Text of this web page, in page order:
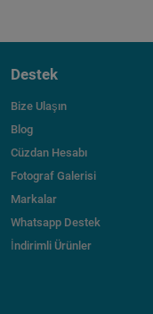
Destek
Bize Ulaşın
Blog
Cüzdan Hesabı
Fotograf Galerisi
Markalar
Whatsapp Destek
İndirimli Ürünler